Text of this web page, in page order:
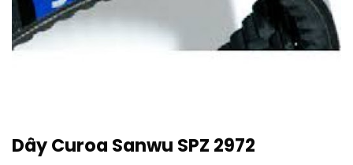
Dây Curoa Sanwu SPZ 2972